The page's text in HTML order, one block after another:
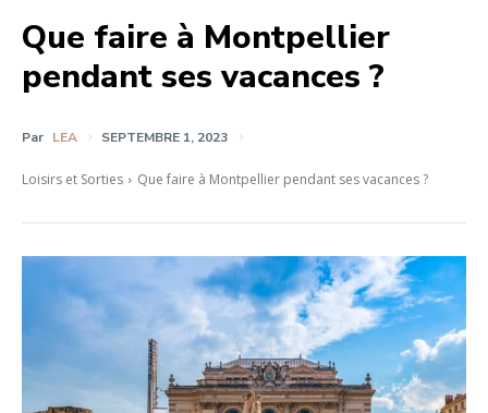
Que faire à Montpellier
pendant ses vacances ?
Par LEA SEPTEMBRE 1, 2023
Loisirs et Sorties Que faire à Montpellier pendant ses vacances ?